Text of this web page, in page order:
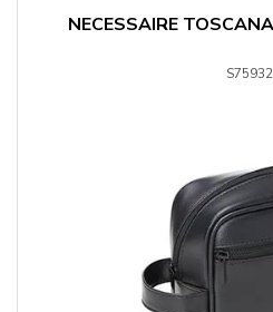
NECESSAIRE
S75932